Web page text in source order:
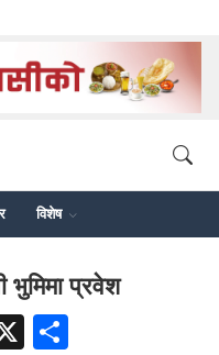
विशेष
भुमिमा प्रवेश
X